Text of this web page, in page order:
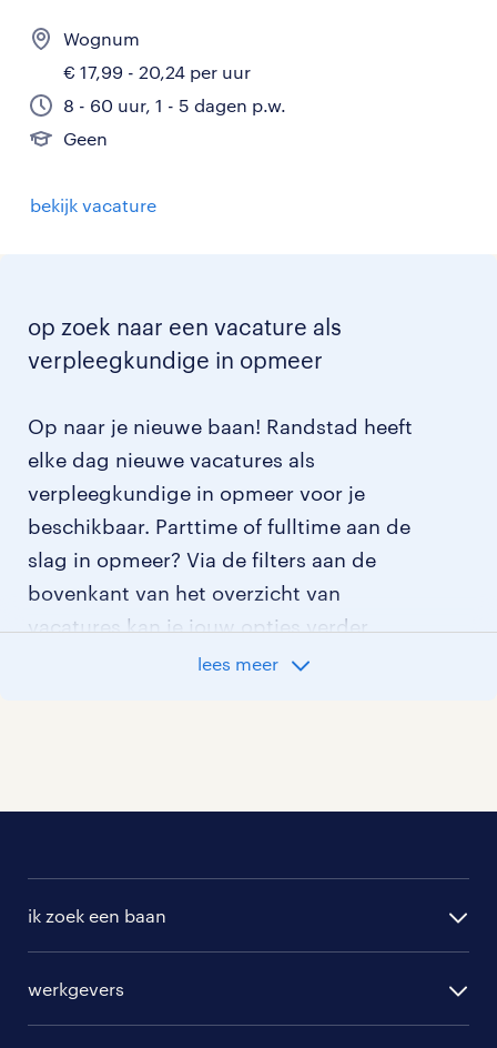
Wognum
€ 17,99 - 20,24 per uur
8 - 60 uur, 1 - 5 dagen p.w.
Geen
bekijk vacature
op zoek naar een vacature als
verpleegkundige in opmeer
Op naar je nieuwe baan! Randstad heeft
elke dag nieuwe vacatures als
verpleegkundige in opmeer voor je
beschikbaar. Parttime of fulltime aan de
slag in opmeer? Via de filters aan de
bovenkant van het overzicht van
vacatures kan je jouw opties verder
al onze verpleegkundige vacatures.
lees meer
ik zoek een baan
werkgevers